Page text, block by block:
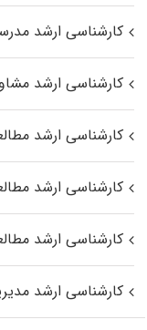
کارشناسی ارشد
کارشناسی ارشد
کارشناسی ارشد
کارشناسی ارشد
کارشناسی ارشد
کارشناسی ارشد